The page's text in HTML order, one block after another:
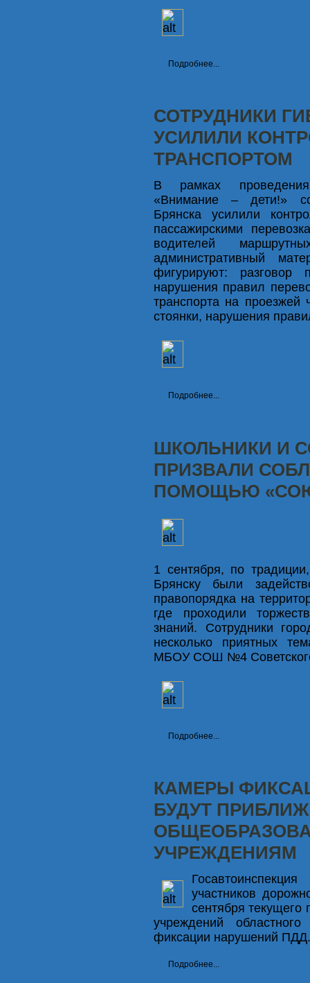
Подробнее...
СОТРУДНИКИ
УСИЛИЛИ
ТРАНСПОРТОМ
В рамках проведения
«Внимание – дети!»
Брянска усилили
пассажирскими
водителей
административный
фигурируют:
нарушения правил
транспорта на проезжей
стоянки, нарушения
Подробнее...
ШКОЛЬНИКИ И
ПРИЗВАЛИ
ПОМОЩЬЮ
1 сентября, по
Брянску были
правопорядка на
где проходили
знаний. Сотрудники
несколько приятных
МБОУ СОШ №4
Подробнее...
КАМЕРЫ
БУДУТ
УЧРЕЖДЕНИЯМ
участников
сентября текущего
учреждений
фиксации нарушений ПДД.
Подробнее...